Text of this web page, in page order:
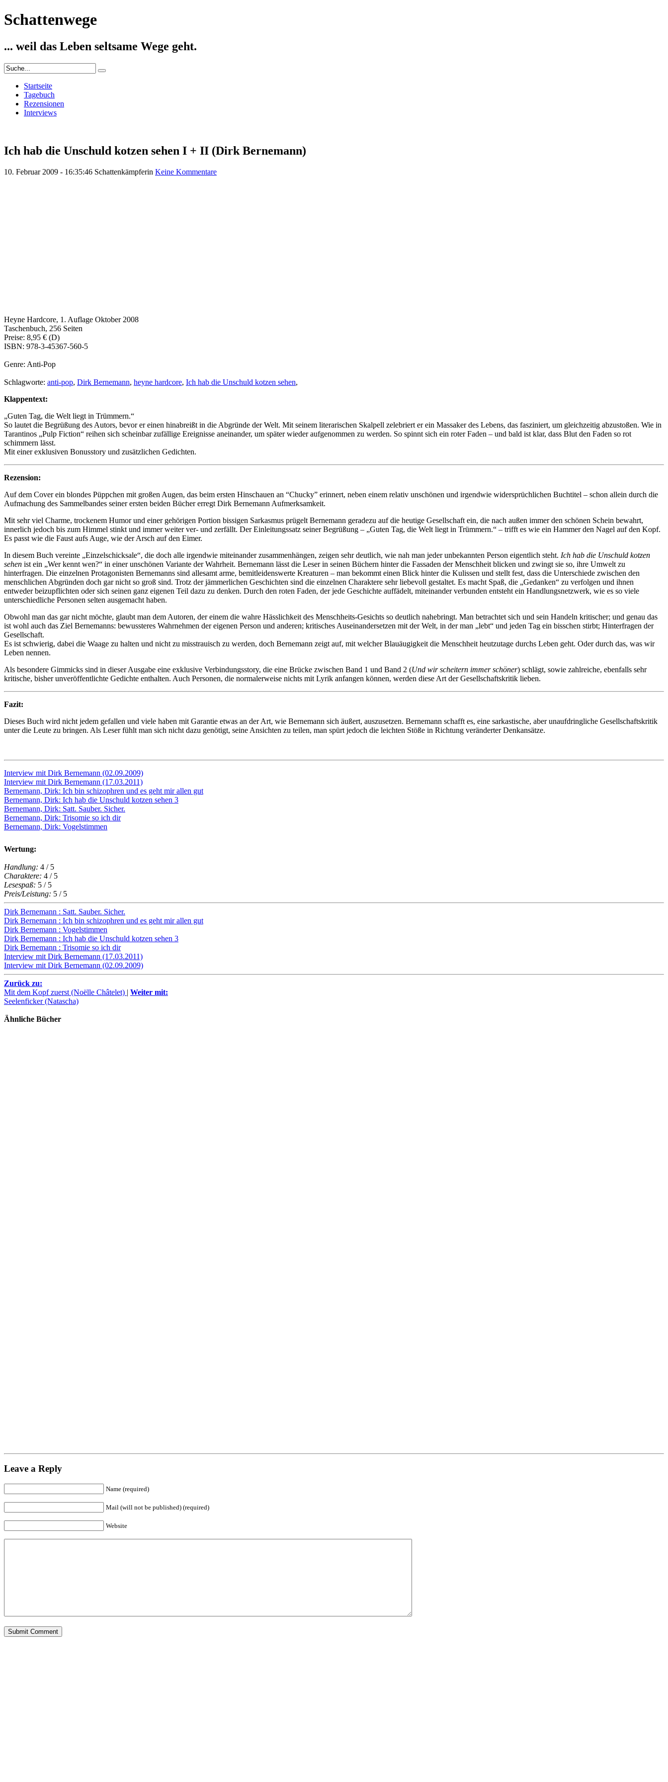
Schattenwege
... weil das Leben seltsame Wege geht.
Startseite
Tagebuch
Rezensionen
Interviews
Ich hab die Unschuld kotzen sehen I + II (Dirk Bernemann)
10. Februar 2009 - 16:35:46 Schattenkämpferin Keine Kommentare
Heyne Hardcore, 1. Auflage Oktober 2008
Taschenbuch, 256 Seiten
Preise: 8,95 € (D)
ISBN: 978-3-45367-560-5
Genre: Anti-Pop
Schlagworte: anti-pop, Dirk Bernemann, heyne hardcore, Ich hab die Unschuld kotzen sehen,
Klappentext:
„Guten Tag, die Welt liegt in Trümmern.“
So lautet die Begrüßung des Autors, bevor er einen hinabreißt in die Abgründe der Welt. Mit seinem literarischen Skalpell zelebriert er ein Massaker des Lebens, das fasziniert, um gleichzeitig abzustoßen. Wie in
Tarantinos „Pulp Fiction“ reihen sich scheinbar zufällige Ereignisse aneinander, um später wieder aufgenommen zu werden. So spinnt sich ein roter Faden – und bald ist klar, dass Blut den Faden so rot
schimmern lässt.
Mit einer exklusiven Bonusstory und zusätzlichen Gedichten.
Rezension:
Auf dem Cover ein blondes Püppchen mit großen Augen, das beim ersten Hinschauen an “Chucky” erinnert, neben einem relativ unschönen und irgendwie widersprüchlichen Buchtitel – schon allein durch die
Aufmachung des Sammelbandes seiner ersten beiden Bücher erregt Dirk Bernemann Aufmerksamkeit.
Mit sehr viel Charme, trockenem Humor und einer gehörigen Portion bissigen Sarkasmus prügelt Bernemann geradezu auf die heutige Gesellschaft ein, die nach außen immer den schönen Schein bewahrt,
innerlich jedoch bis zum Himmel stinkt und immer weiter ver- und zerfällt. Der Einleitungssatz seiner Begrüßung – „Guten Tag, die Welt liegt in Trümmern.“ – trifft es wie ein Hammer den Nagel auf den Kopf.
Es passt wie die Faust aufs Auge, wie der Arsch auf den Eimer.
In diesem Buch vereinte „Einzelschicksale“, die doch alle irgendwie miteinander zusammenhängen, zeigen sehr deutlich, wie nah man jeder unbekannten Person eigentlich steht. Ich hab die Unschuld kotzen
sehen ist ein „Wer kennt wen?“ in einer unschönen Variante der Wahrheit. Bernemann lässt die Leser in seinen Büchern hinter die Fassaden der Menschheit blicken und zwingt sie so, ihre Umwelt zu
hinterfragen. Die einzelnen Protagonisten Bernemanns sind allesamt arme, bemitleidenswerte Kreaturen – man bekommt einen Blick hinter die Kulissen und stellt fest, dass die Unterschiede zwischen den
menschlichen Abgründen doch gar nicht so groß sind. Trotz der jämmerlichen Geschichten sind die einzelnen Charaktere sehr liebevoll gestaltet. Es macht Spaß, die „Gedanken“ zu verfolgen und ihnen
entweder beizupflichten oder sich seinen ganz eigenen Teil dazu zu denken. Durch den roten Faden, der jede Geschichte auffädelt, miteinander verbunden entsteht ein Handlungsnetzwerk, wie es so viele
unterschiedliche Personen selten ausgemacht haben.
Obwohl man das gar nicht möchte, glaubt man dem Autoren, der einem die wahre Hässlichkeit des Menschheits-Gesichts so deutlich nahebringt. Man betrachtet sich und sein Handeln kritischer; und genau das
ist wohl auch das Ziel Bernemanns: bewussteres Wahrnehmen der eigenen Person und anderen; kritisches Auseinandersetzen mit der Welt, in der man „lebt“ und jeden Tag ein bisschen stirbt; Hinterfragen der
Gesellschaft.
Es ist schwierig, dabei die Waage zu halten und nicht zu misstrauisch zu werden, doch Bernemann zeigt auf, mit welcher Blauäugigkeit die Menschheit heutzutage durchs Leben geht. Oder durch das, was wir
Leben nennen.
Als besondere Gimmicks sind in dieser Ausgabe eine exklusive Verbindungsstory, die eine Brücke zwischen Band 1 und Band 2 (Und wir scheitern immer schöner) schlägt, sowie zahlreiche, ebenfalls sehr
kritische, bisher unveröffentlichte Gedichte enthalten. Auch Personen, die normalerweise nichts mit Lyrik anfangen können, werden diese Art der Gesellschaftskritik lieben.
Fazit:
Dieses Buch wird nicht jedem gefallen und viele haben mit Garantie etwas an der Art, wie Bernemann sich äußert, auszusetzen. Bernemann schafft es, eine sarkastische, aber unaufdringliche Gesellschaftskritik
unter die Leute zu bringen. Als Leser fühlt man sich nicht dazu genötigt, seine Ansichten zu teilen, man spürt jedoch die leichten Stöße in Richtung veränderter Denkansätze.
Interview mit Dirk Bernemann (02.09.2009)
Interview mit Dirk Bernemann (17.03.2011)
Bernemann, Dirk: Ich bin schizophren und es geht mir allen gut
Bernemann, Dirk: Ich hab die Unschuld kotzen sehen 3
Bernemann, Dirk: Satt. Sauber. Sicher.
Bernemann, Dirk: Trisomie so ich dir
Bernemann, Dirk: Vogelstimmen
Wertung:
Handlung: 4 / 5
Charaktere: 4 / 5
Lesespaß: 5 / 5
Preis/Leistung: 5 / 5
Dirk Bernemann : Satt. Sauber. Sicher.
Dirk Bernemann : Ich bin schizophren und es geht mir allen gut
Dirk Bernemann : Vogelstimmen
Dirk Bernemann : Ich hab die Unschuld kotzen sehen 3
Dirk Bernemann : Trisomie so ich dir
Interview mit Dirk Bernemann (17.03.2011)
Interview mit Dirk Bernemann (02.09.2009)
Zurück zu:
Mit dem Kopf zuerst (Noëlle Châtelet) | Weiter mit:
Seelenficker (Natascha)
Ähnliche Bücher
Leave a Reply
Name (required)
Mail (will not be published) (required)
Website